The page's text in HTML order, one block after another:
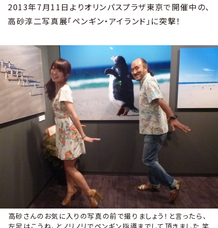
2013年7月11日よりオリンパスプラザ東京で開催中の、
高砂淳二写真展「ペンギン・アイランド」に突撃！
高砂さんのお気に入りの写真の前で撮りましょう！と言ったら、
左足はこうね、とノリノリでペンギン指導までして頂きました 笑